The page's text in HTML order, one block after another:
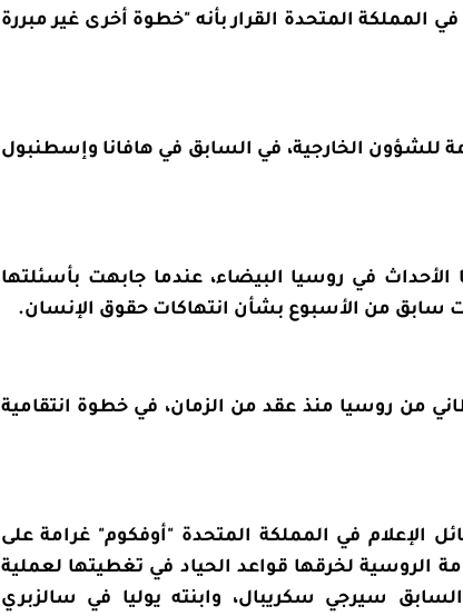
المملكة المتحدة القرار بأنه "خطوة أخرى غير مبررة
الخارجية، في السابق في هافانا وإسطنبول
في روسيا البيضاء، عندما جابهت بأسئلتها
سابق من الأسبوع بشأن انتهاكات حقوق الإنسان.
من روسيا منذ عقد من الزمان، في خطوة انتقامية
وسائل الإعلام في المملكة المتحدة "أوفكوم" غرامة على
الروسية لخرقها قواعد الحياد في تغطيتها لعملية
سيرجي سكريبال، وابنته يوليا في سالزبري